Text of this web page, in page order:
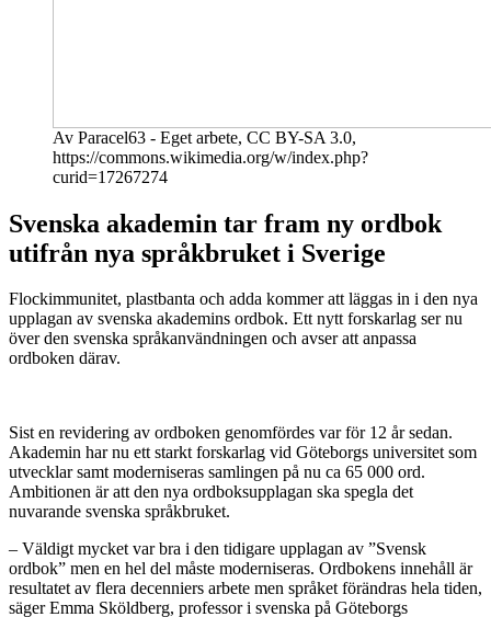
Av Paracel63 - Eget arbete, CC BY-SA 3.0,
https://commons.wikimedia.org/w/index.php?
curid=17267274
Svenska akademin tar fram ny ordbok
utifrån nya språkbruket i Sverige
Flockimmunitet, plastbanta och adda kommer att läggas in i den nya
upplagan av svenska akademins ordbok. Ett nytt forskarlag ser nu
över den svenska språkanvändningen och avser att anpassa
ordboken därav.
Sist en revidering av ordboken genomfördes var för 12 år sedan.
Akademin har nu ett starkt forskarlag vid Göteborgs universitet som
utvecklar samt moderniseras samlingen på nu ca 65 000 ord.
Ambitionen är att den nya ordboksupplagan ska spegla det
nuvarande svenska språkbruket.
– Väldigt mycket var bra i den tidigare upplagan av ”Svensk
ordbok” men en hel del måste moderniseras. Ordbokens innehåll är
resultatet av flera decenniers arbete men språket förändras hela tiden,
säger Emma Sköldberg, professor i svenska på Göteborgs